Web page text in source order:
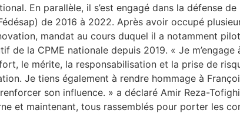
En parallèle, il s’est engagé dans la défense de
de 2016 à 2022. Après avoir occupé
mandat au cours duquel il a notamment
de la CPME nationale depuis 2019. « Je
le mérite, la responsabilisation et la prise de
Je tiens également à rendre hommage à
son influence. » a déclaré Amir Reza-
et maintenant, tous rassemblés pour porter les